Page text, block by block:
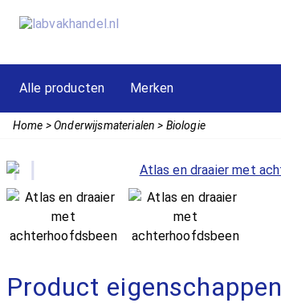
Alle producten Merken
Home Onderwijsmaterialen Biologie
Product eigenschappen